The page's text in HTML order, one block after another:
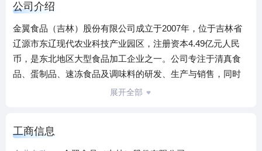
公司介绍
金翼食品（吉林）股份有限公司成立于2007年，位于吉林省
辽源市东辽现代农业科技产业园区，注册资本4.49亿元人民
币，是东北地区大型食品加工企业之一。公司专注于清真食
品、蛋制品、速冻食品及调味料的研发、生产与销售，同时
覆盖营养餐配送、生物制品研发等多元化业务领域，旗下运
蛋加工、肉制品、方便食品等全链条的产业布局，年服务客
展开全部
工商信息